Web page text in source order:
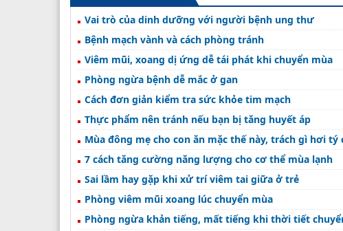
Vai trò của dinh dưỡng với người bệnh ung thư
Bệnh mạch vành và cách phòng tránh
Viêm mũi, xoang dị ứng dễ tái phát khi chuyển mùa
Phòng ngừa bệnh dễ mắc ở gan
Cách đơn giản kiểm tra sức khỏe tim mạch
Thực phẩm nên tránh nếu bạn bị tăng huyết áp
Mùa đông mẹ cho con ăn mặc thế này, trách gì hơi tý
7 cách tăng cường năng lượng cho cơ thể mùa lạnh
Sai lầm hay gặp khi xử trí viêm tai giữa ở trẻ
Phòng viêm mũi xoang lúc chuyển mùa
Phòng ngừa khản tiếng, mất tiếng khi thời tiết